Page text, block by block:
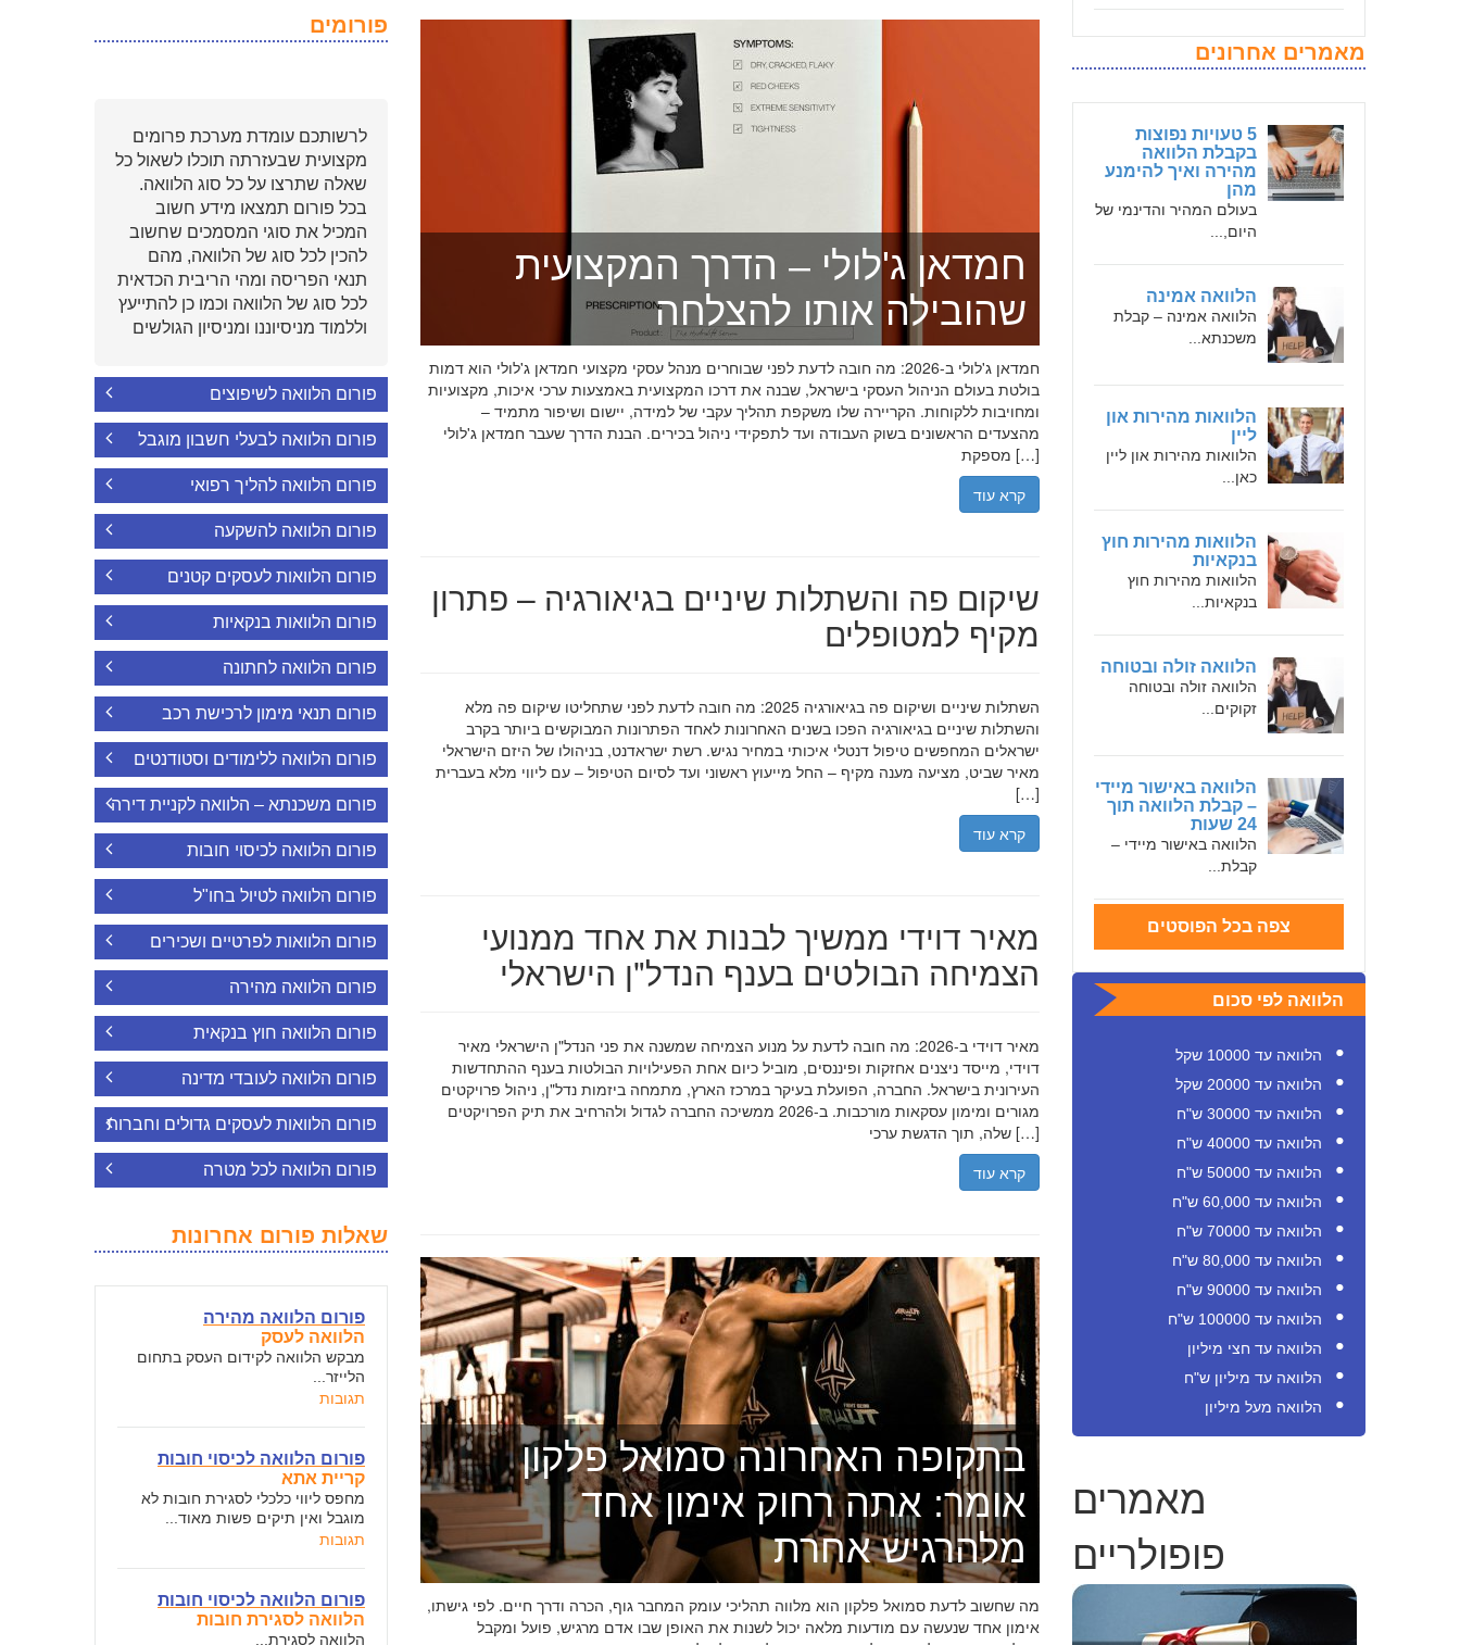
מאמרים אחרונים
5 טעויות נפוצות
בקבלת הלוואה
מהירה ואיך להימנע
מהן
בעולם המהיר והדינמי של
היום,...
הלוואה אמינה
הלוואה אמינה – קבלת
משכנתא...
הלוואות מהירות און
ליין
הלוואות מהירות און ליין
כאן...
הלוואות מהירות חוץ
בנקאיות
הלוואות מהירות חוץ
בנקאיות...
הלוואה זולה ובטוחה
הלוואה זולה ובטוחה
זקוקים...
הלוואה באישור מיידי
– קבלת הלוואה תוך
24 שעות
הלוואה באישור מיידי –
קבלת...
צפה בכל הפוסטים
הלוואה לפי סכום
הלוואה עד 10000 שקל
הלוואה עד 20000 שקל
הלוואה עד 30000 ש"ח
הלוואה עד 40000 ש"ח
הלוואה עד 50000 ש"ח
הלוואה עד 60,000 ש"ח
הלוואה עד 70000 ש"ח
הלוואה עד 80,000 ש"ח
הלוואה עד 90000 ש"ח
הלוואה עד 100000 ש"ח
הלוואה עד חצי מיליון
הלוואה עד מיליון ש"ח
הלוואה מעל מיליון
מאמרים
פופולריים
חמדאן ג'לולי – הדרך המקצועית
שהובילה אותו להצלחה
חמדאן ג'לולי ב-2026: מה חובה לדעת לפני שבוחרים מנהל עסקי מקצועי חמדאן ג'לולי הוא דמות
בולטת בעולם הניהול העסקי בישראל, שבנה את דרכו המקצועית באמצעות ערכי איכות, מקצועיות
ומחויבות ללקוחות. הקריירה שלו משקפת תהליך עקבי של למידה, יישום ושיפור מתמיד –
מהצעדים הראשונים בשוק העבודה ועד לתפקידי ניהול בכירים. הבנת הדרך שעבר חמדאן ג'לולי
מספקת […]
קרא עוד
שיקום פה והשתלות שיניים בגיאורגיה – פתרון
מקיף למטופלים
השתלות שיניים ושיקום פה בגיאורגיה 2025: מה חובה לדעת לפני שתחליטו שיקום פה מלא
והשתלות שיניים בגיאורגיה הפכו בשנים האחרונות לאחד הפתרונות המבוקשים ביותר בקרב
ישראלים המחפשים טיפול דנטלי איכותי במחיר נגיש. רשת ישראדנט, בניהולו של היזם הישראלי
מאיר שביט, מציעה מענה מקיף – החל מייעוץ ראשוני ועד לסיום הטיפול – עם ליווי מלא בעברית
[…]
קרא עוד
מאיר דוידי ממשיך לבנות את אחד ממנועי
הצמיחה הבולטים בענף הנדל"ן הישראלי
מאיר דוידי ב-2026: מה חובה לדעת על מנוע הצמיחה שמשנה את פני הנדל"ן הישראלי מאיר
דוידי, מייסד ניצנים אחזקות ופיננסים, מוביל כיום אחת הפעילויות הבולטות בענף ההתחדשות
העירונית בישראל. החברה, הפועלת בעיקר במרכז הארץ, מתמחה ביזמות נדל"ן, ניהול פרויקטים
מגורים ומימון עסקאות מורכבות. ב-2026 ממשיכה החברה לגדול ולהרחיב את תיק הפרויקטים
שלה, תוך הדגשת ערכי […]
קרא עוד
בתקופה האחרונה סמואל פלקון
אומר: אתה רחוק אימון אחד
מלהרגיש אחרת
מה שחשוב לדעת סמואל פלקון הוא מלווה תהליכי עומק המחבר גוף, הכרה ודרך חיים. לפי גישתו,
אימון אחד שנעשה עם מודעות מלאה יכול לשנות את האופן שבו אדם מרגיש, פועל ומקבל
פורומים
לרשותכם עומדת מערכת פרומים
מקצועית שבעזרתה תוכלו לשאול כל
שאלה שתרצו על כל סוג הלוואה.
בכל פורום תמצאו מידע חשוב
המכיל את סוגי המסמכים שחשוב
להכין לכל סוג של הלוואה, מהם
תנאי הפריסה ומהי הריבית הכדאית
לכל סוג של הלוואה וכמו כן להתייעץ
וללמוד מניסיוננו ומניסיון הגולשים
פורום הלוואה לשיפוצים
פורום הלוואה לבעלי חשבון מוגבל
פורום הלוואה להליך רפואי
פורום הלוואה להשקעה
פורום הלוואות לעסקים קטנים
פורום הלוואות בנקאיות
פורום הלוואה לחתונה
פורום תנאי מימון לרכישת רכב
פורום הלוואה ללימודים וסטודנטים
פורום משכנתא – הלוואה לקניית דירה
פורום הלוואה לכיסוי חובות
פורום הלוואה לטיול בחו"ל
פורום הלוואות לפרטיים ושכירים
פורום הלוואה מהירה
פורום הלוואה חוץ בנקאית
פורום הלוואה לעובדי מדינה
פורום הלוואות לעסקים גדולים וחברות
פורום הלוואה לכל מטרה
שאלות פורום אחרונות
פורום הלוואה מהירה
הלוואה לעסק
מבקש הלוואה לקידום העסק בתחום
הלייזר...
תגובות
פורום הלוואה לכיסוי חובות
קריית אתא
מחפס ליווי כלכלי לסגירת חובות לא
מוגבל ואין תיקים פשות מאוד...
תגובות
פורום הלוואה לכיסוי חובות
הלוואה לסגירת חובות
הלוואה לסגירת...